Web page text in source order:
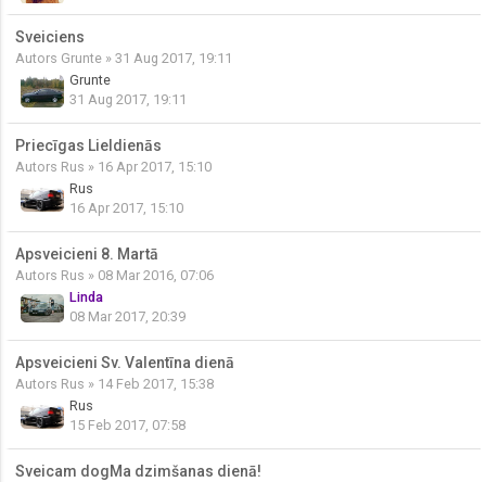
Sveiciens
Autors Grunte » 31 Aug 2017, 19:11
Grunte
31 Aug 2017, 19:11
Priecīgas Lieldienās
Autors Rus » 16 Apr 2017, 15:10
Rus
16 Apr 2017, 15:10
Apsveicieni 8. Martā
Autors Rus » 08 Mar 2016, 07:06
Linda
08 Mar 2017, 20:39
Apsveicieni Sv. Valentīna dienā
Autors Rus » 14 Feb 2017, 15:38
Rus
15 Feb 2017, 07:58
Sveicam dogMa dzimšanas dienā!